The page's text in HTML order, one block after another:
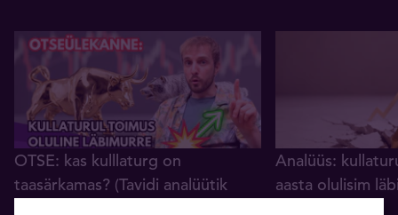
OTSE: kas kulllaturg on
taasärkamas? (Tavidi analüütik
Analüüs:
aasta olulisim